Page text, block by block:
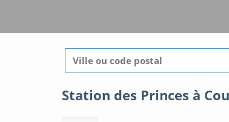
Station des Princes à